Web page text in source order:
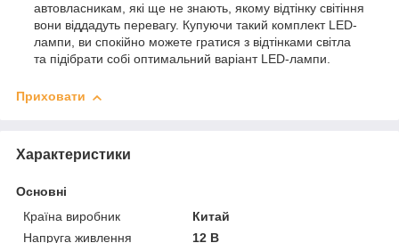
автовласникам, які ще не знають, якому відтінку світіння
вони віддадуть перевагу. Купуючи такий комплект LED-
лампи, ви спокійно можете гратися з відтінками світла
та підібрати собі оптимальний варіант LED-лампи.
Приховати
Характеристики
Основні
Країна виробник
Китай
Напруга живлення
12 В